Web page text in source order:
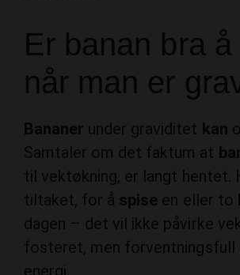
Er banan bra
når man er
Bananer under graviditet kan
Samtaler om det faktum at
til vektøkning, er langt hentet.
tiltaket, for å spise en eller to
dagen – det vil ikke påvirke
fosteret, men forventningsfull
energi.